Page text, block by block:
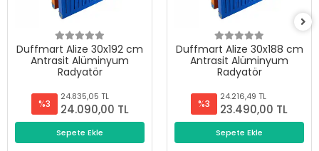
Duffmart Alize 30x192 cm
Antrasit Alüminyum
Radyatör
%3
24.835,05 TL
24.090,00 TL
Sepete Ekle
Duffmart Alize 30x188 cm
Antrasit Alüminyum
Radyatör
%3
24.216,49 TL
23.490,00 TL
Sepete Ekle